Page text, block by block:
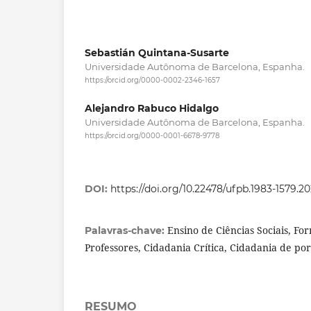
Sebastián Quintana-Susarte
Universidade Autônoma de Barcelona, Espanha.
https://orcid.org/0000-0002-2346-1657
Alejandro Rabuco Hidalgo
Universidade Autônoma de Barcelona, Espanha.
https://orcid.org/0000-0001-6678-9778
DOI: https://doi.org/10.22478/ufpb.1983-
Palavras-chave: Ensino de Ciências Sociais,
Professores, Cidadania Crítica, Cidadania de
RESUMO